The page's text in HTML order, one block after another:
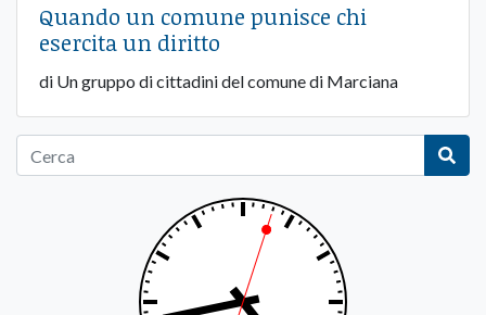
Quando un comune punisce chi
esercita un diritto
di Un gruppo di cittadini del comune di Marciana